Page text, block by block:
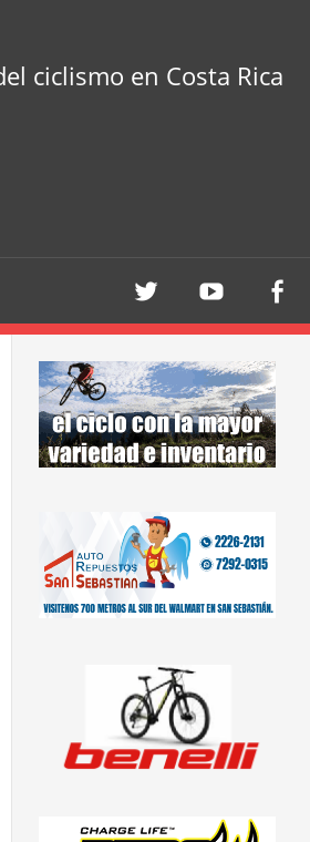
ciclismo en Costa Rica